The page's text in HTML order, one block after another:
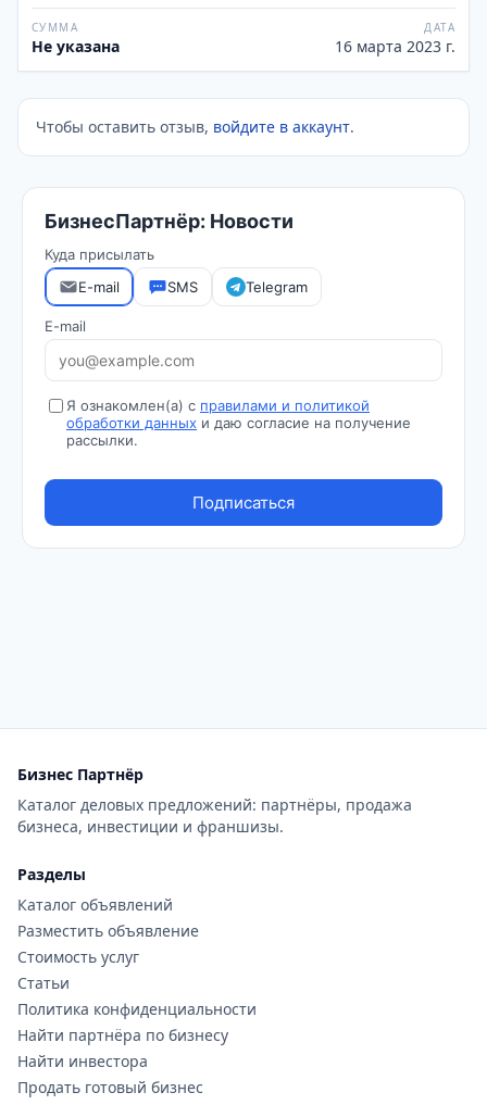
СУММА
Не указана
ДАТА
16 марта 2023 г.
Чтобы оставить отзыв, войдите в аккаунт.
Бизнес Партнёр
Каталог деловых предложений: партнёры, продажа
бизнеса, инвестиции и франшизы.
Разделы
Каталог объявлений
Разместить объявление
Стоимость услуг
Статьи
Политика конфиденциальности
Найти партнёра по бизнесу
Найти инвестора
Продать готовый бизнес